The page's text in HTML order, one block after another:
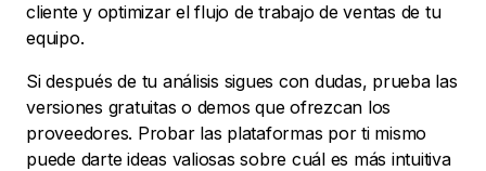
cliente y optimizar el flujo de trabajo de ventas de tu
equipo.
Si después de tu análisis sigues con dudas, prueba las
versiones gratuitas o demos que ofrezcan los
proveedores. Probar las plataformas por ti mismo
puede darte ideas valiosas sobre cuál es más intuitiva